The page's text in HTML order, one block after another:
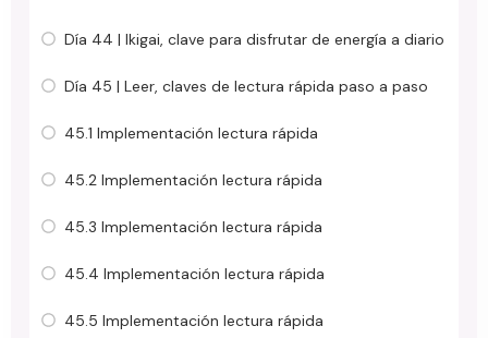
Día 44 | Ikigai, clave para disfrutar de energía a diario
Día 45 | Leer, claves de lectura rápida paso a paso
45.1 Implementación lectura rápida
45.2 Implementación lectura rápida
45.3 Implementación lectura rápida
45.4 Implementación lectura rápida
45.5 Implementación lectura rápida